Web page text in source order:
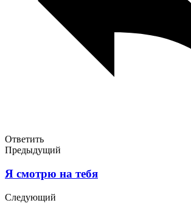
Ответить
Предыдущий
Я смотрю на тебя
Следующий